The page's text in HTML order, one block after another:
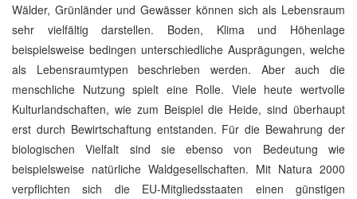
Wälder, Grünländer und Gewässer können sich als Lebensraum
sehr vielfältig darstellen. Boden, Klima und Höhenlage
beispielsweise bedingen unterschiedliche Ausprägungen, welche
als Lebensraumtypen beschrieben werden. Aber auch die
menschliche Nutzung spielt eine Rolle. Viele heute wertvolle
Kulturlandschaften, wie zum Beispiel die Heide, sind überhaupt
erst durch Bewirtschaftung entstanden. Für die Bewahrung der
biologischen Vielfalt sind sie ebenso von Bedeutung wie
beispielsweise natürliche Waldgesellschaften. Mit Natura 2000
verpflichten sich die EU-Mitgliedsstaaten einen günstigen